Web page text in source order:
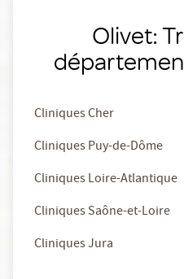
Olivet:
Cliniques Cher
Cliniques Puy-de-Dôme
Cliniques Loire-Atlantique
Cliniques Saône-et-Loire
Cliniques Jura